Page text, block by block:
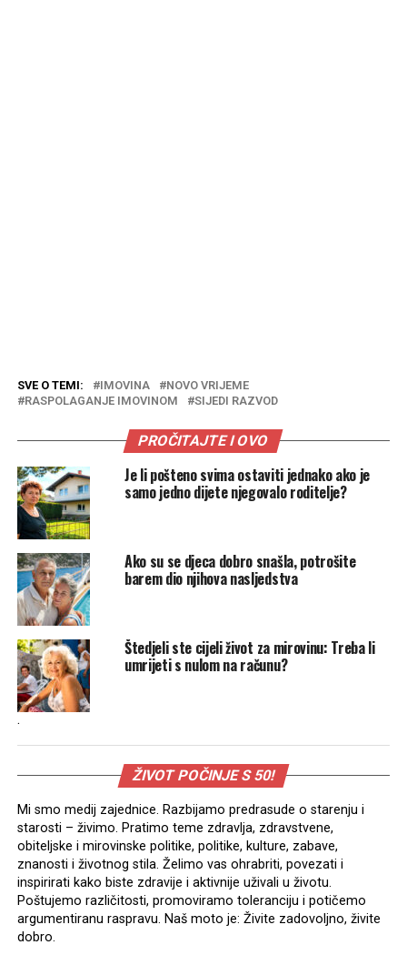
SVE O TEMI: IMOVINA
NOVO VRIJEME
RASPOLAGANJE IMOVINOM
SIJEDI RAZVOD
PROČITAJTE I OVO
Je li pošteno svima ostaviti jednako ako je
samo jedno dijete njegovalo roditelje?
Ako su se djeca dobro snašla, potrošite
barem dio njihova nasljedstva
Štedjeli ste cijeli život za mirovinu: Treba li
umrijeti s nulom na računu?
.
ŽIVOT POČINJE S 50!
Mi smo medij zajednice. Razbijamo predrasude o starenju i
starosti – živimo. Pratimo teme zdravlja, zdravstvene,
obiteljske i mirovinske politike, politike, kulture, zabave,
znanosti i životnog stila. Želimo vas ohrabriti, povezati i
inspirirati kako biste zdravije i aktivnije uživali u životu.
Poštujemo različitosti, promoviramo toleranciju i potičemo
argumentiranu raspravu. Naš moto je: Živite zadovoljno, živite
dobro.